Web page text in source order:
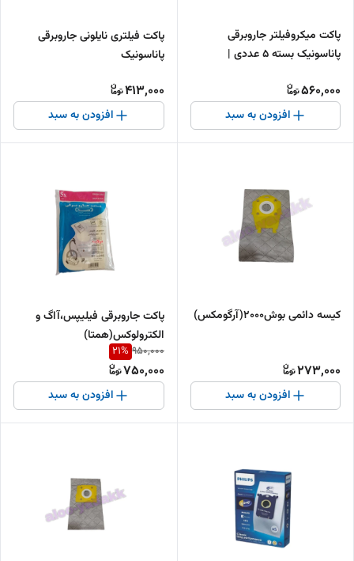
پاکت میکروفیلتر جاروبرقی
پاناسونیک بسته ۵ عددی |
560,000
افزودن به سبد
پاکت فیلتری نایلونی جاروبرقی
پاناسونیک
413,000
افزودن به سبد
کیسه دائمی بوش۲۰۰۰(آرگومکس)
273,000
افزودن به سبد
پاکت جاروبرقی فیلیپس،آاگ و
الکترولوکس(همتا)
950,000
21%
750,000
افزودن به سبد